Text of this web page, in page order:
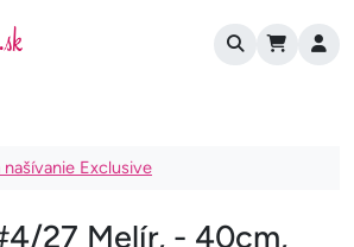
User account
našívanie Exclusive
27 Melír, - 40cm,